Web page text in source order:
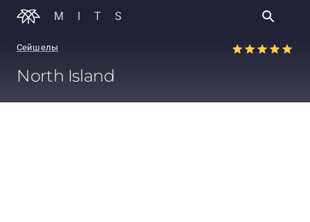
MITS
Сейшелы
North Island